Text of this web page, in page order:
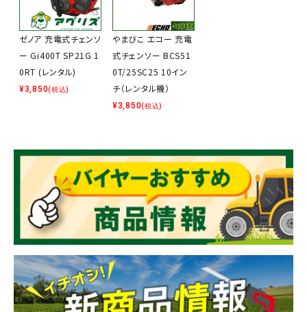
ゼノア 充電式チェンソ
ー Gi400T SP21G 1
0RT (レンタル)
¥3,850(税込)
やまびこ エコー 充電
式チェンソー BCS51
0T/25SC25 10イン
チ（レンタル機）
¥3,850(税込)